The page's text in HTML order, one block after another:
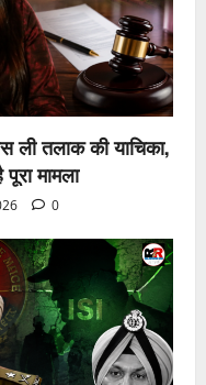
ली तलाक की याचिका,
मामला
0